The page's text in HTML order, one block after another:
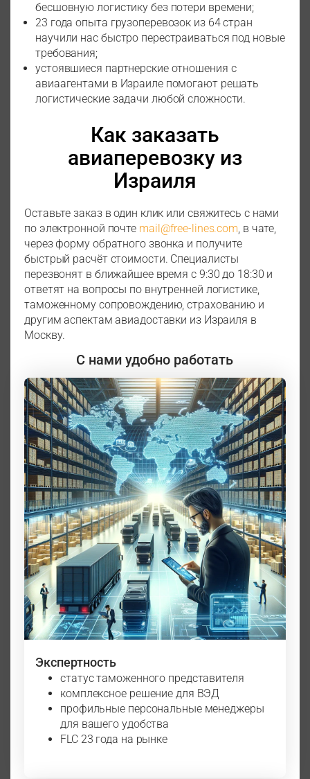
бесшовную логистику без потери времени;
23 года опыта грузоперевозок из 64 стран
научили нас быстро перестраиваться под новые
требования;
устоявшиеся партнерские отношения с
авиаагентами в Израиле помогают решать
логистические задачи любой сложности.
Как заказать
авиаперевозку из
Израиля
Оставьте заказ в один клик или свяжитесь с нами
по электронной почте mail@free-lines.com, в чате,
через форму обратного звонка и получите
быстрый расчёт стоимости. Специалисты
перезвонят в ближайшее время с 9:30 до 18:30 и
ответят на вопросы по внутренней логистике,
таможенному сопровождению, страхованию и
другим аспектам авиадоставки из Израиля в
Москву.
С нами удобно работать
Экспертность
статус таможенного представителя
комплексное решение для ВЭД
профильные персональные менеджеры
для вашего удобства
FLC 23 года на рынке